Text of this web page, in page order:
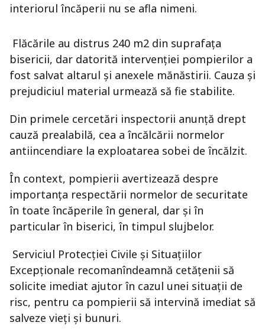
interiorul încăperii nu se afla nimeni.
Flăcările au distrus 240 m2 din suprafața
bisericii, dar datorită intervenției pompierilor a
fost salvat altarul și anexele mănăstirii. Cauza și
prejudiciul material urmează să fie stabilite.
Din primele cercetări inspectorii anunță drept
cauză prealabilă, cea a încălcării normelor
antiincendiare la exploatarea sobei de încălzit.
În context, pompierii avertizează despre
importanța respectării normelor de securitate
în toate încăperile în general, dar și în
particular în biserici, în timpul slujbelor.
Serviciul Protecției Civile și Situațiilor
Excepționale recomanîndeamnă cetățenii să
solicite imediat ajutor în cazul unei situații de
risc, pentru ca pompierii să intervină imediat să
salveze vieți și bunuri.